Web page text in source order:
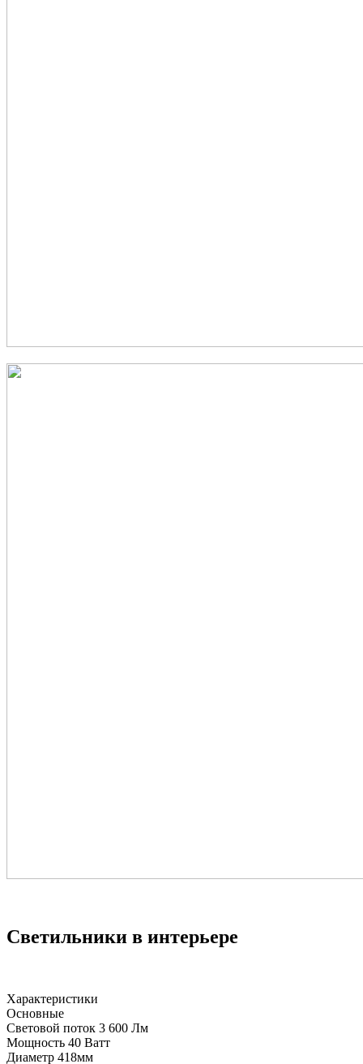
Светильники в интерьере
Характеристики
Основные
Световой поток 3 600 Лм
Мощность 40 Ватт
Диаметр 418мм